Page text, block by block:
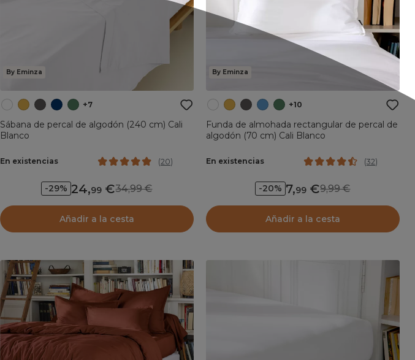
By Eminza
+7
Sábana de percal de algodón (240 cm) Cali
Blanco
En existencias (20)
-29% 24,99 34,99
Añadir a la cesta
By Eminza
+10
Funda de almohada rectangular de percal de
algodón (70 cm) Cali Blanco
En existencias (32)
-20% 7,99 9,99
Añadir a la cesta